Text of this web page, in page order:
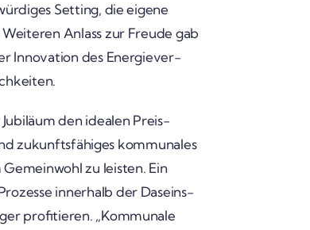
Setting, die eigene
Anlass zur Freude gab
Inno­va­tion des Ener­gie­ver­
den idealen Preis­
zukunfts­fä­higes kommu­nales
zu leisten. Ein
inner­halb der Daseins­
profi­tieren. „Kommu­nale